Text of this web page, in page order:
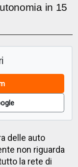
in 15
delle auto
non riguarda
la rete di